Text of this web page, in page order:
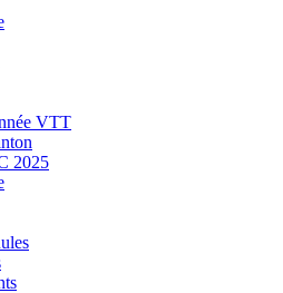
VTT
2025